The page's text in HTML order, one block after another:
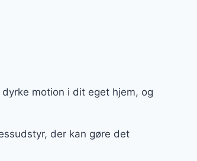
motion i dit eget hjem, og
der kan gøre det